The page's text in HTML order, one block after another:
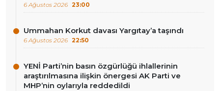
6 Ağustos 2026 23:00
Ummahan Korkut davası Yargıtay’a taşındı
6 Ağustos 2026 22:50
YENİ Parti’nin basın özgürlüğü ihlallerinin
araştırılmasına ilişkin önergesi AK Parti ve
MHP’nin oylarıyla reddedildi